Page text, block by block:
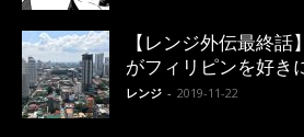
【レンジ外伝最終
がフィリピンを好き
レンジ - 2019-11-22